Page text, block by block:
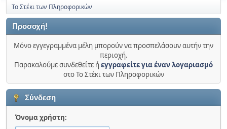
Το Στέκι των Πληροφορικών
Προσοχή!
Μόνο εγγεγραμμένα μέλη μπορούν να προσπελάσουν αυτήν την
περιοχή.
Παρακαλούμε συνδεθείτε ήεγγραφείτε για έναν λογαριασμό
στο Το Στέκι των Πληροφορικών
Σύνδεση
Όνομα χρήστη: